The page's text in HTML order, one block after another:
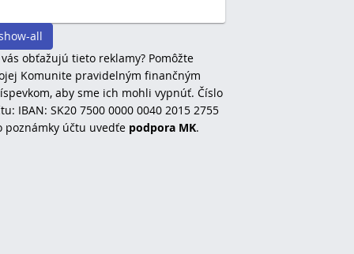
all
obťažujú tieto reklamy? Pomôžte
Komunite pravidelným finančným
aby sme ich mohli vypnúť. Číslo
IBAN: SK20 7500 0000 0040 2015 2755
poznámky účtu uvedťe podpora MK.